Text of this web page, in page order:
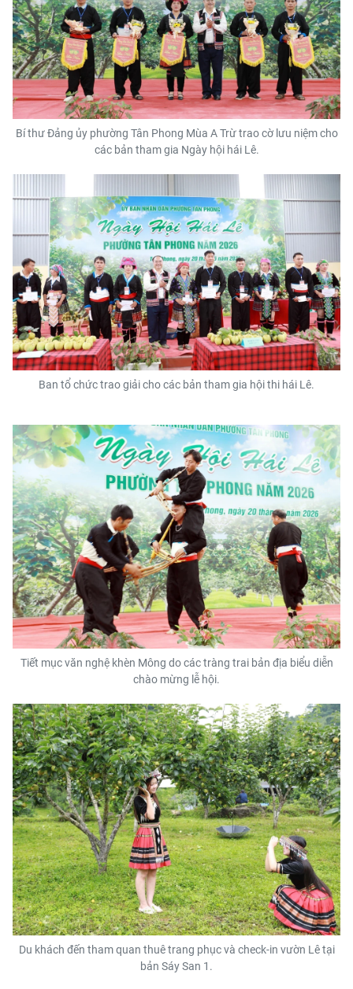
Bí thư Đảng ủy phường Tân Phong Mùa A Trừ trao cờ lưu niệm cho
các bản tham gia Ngày hội hái Lê.
Ban tổ chức trao giải cho các bản tham gia hội thi hái Lê.
Tiết mục văn nghệ khèn Mông do các tràng trai bản địa biểu diễn
chào mừng lễ hội.
Du khách đến tham quan thuê trang phục và check-in vườn Lê tại
bản Sáy San 1.